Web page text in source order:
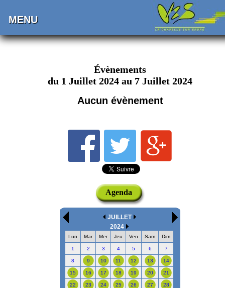
MENU
Évènements
du 1 Juillet 2024 au 7 Juillet 2024
Aucun évènement
Agenda
JUILLET
2024
Lun Mar Mer Jeu Ven Sam Dim
1 2 3 4 5 6 7
8 9 10 11 12 13 14
15 16 17 18 19 20 21
22 23 24 25 26 27 28